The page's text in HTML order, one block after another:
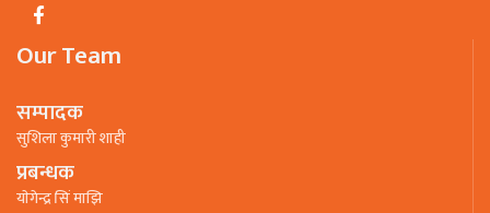
Our Team
सम्पादक
सुशिला कुमारी शाही
प्रबन्धक
याेगेन्द्र सिं माझि